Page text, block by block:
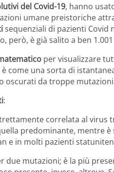
del Covid-19, hanno
umane preistoriche
sequenziali di pazienti Covid
però, è già salito a ben
per visualizzare
come una sorta di
oscurati da troppe
:
correlata al virus
predominante, mentre
e in molti pazienti
due mutazioni; è la più